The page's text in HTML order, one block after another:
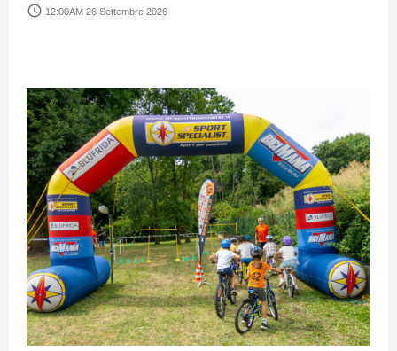
access_time 12:00AM 26 Settembre 2026